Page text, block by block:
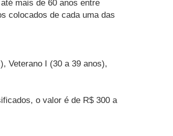
mais de 60 anos entre
colocados de cada uma das
Veterano I (30 a 39 anos),
o valor é de R$ 300 a